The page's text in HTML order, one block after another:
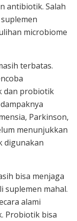
antibiotik. Salah
microbiome
terbatas.
dan probiotik
Parkinson,
menunjukkan
digunakan
bisa menjaga
suplemen mahal.
alami
Probiotik bisa